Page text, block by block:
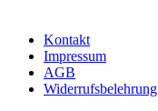
Kontakt
Impressum
AGB
Widerrufsbelehrung